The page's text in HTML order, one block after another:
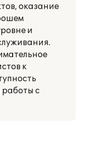
оказание
и
к
с